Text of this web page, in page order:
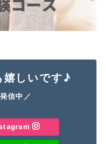
嬉しいです♪
信中／